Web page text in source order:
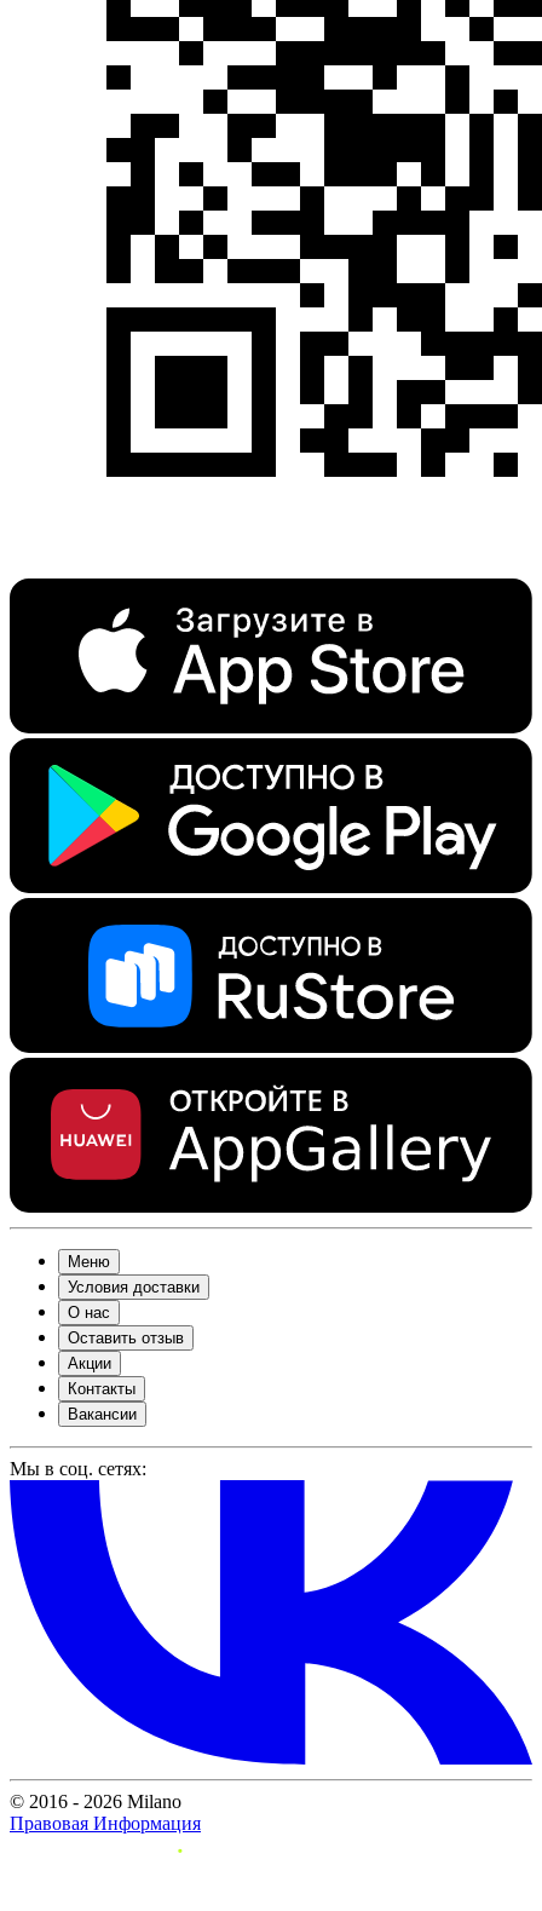
Меню
Условия доставки
О нас
Оставить отзыв
Акции
Контакты
Вакансии
Мы в соц. сетях:
© 2016 - 2026 Milano
Правовая Информация